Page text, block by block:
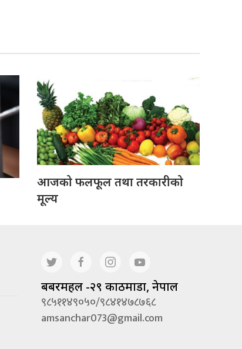
आजको फलफूल तथा तरकारीको
मूल्य
बबरमहल -२९ काठमाडौं, नेपाल
९८५११४९०५०/९८४१४७८७६८
amsanchar073@gmail.com